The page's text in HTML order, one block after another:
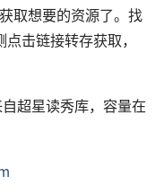
取想要的资源了。找
击链接转存获取，
超星读秀库，容量在